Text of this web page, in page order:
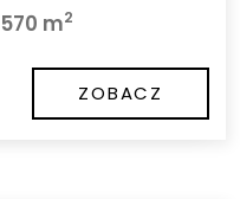
570 m2
ZOBACZ